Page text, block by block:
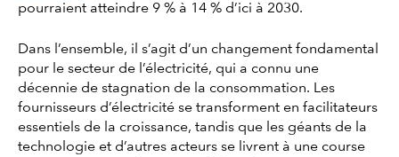
pourraient atteindre 9 % à 14 % d’ici à 2030.
Dans l’ensemble, il s’agit d’un changement fondamental
pour le secteur de l’électricité, qui a connu une
décennie de stagnation de la consommation. Les
fournisseurs d’électricité se transforment en facilitateurs
essentiels de la croissance, tandis que les géants de la
technologie et d’autres acteurs se livrent à une course